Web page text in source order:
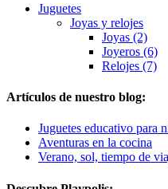
Juguetes
Joyas y relojes
Joyas (2)
Joyeros (6)
Relojes (7)
Artículos de nuestro blog:
Juguetes educativo para
Aventuras en la cocina
Verano, sol, tiempo de